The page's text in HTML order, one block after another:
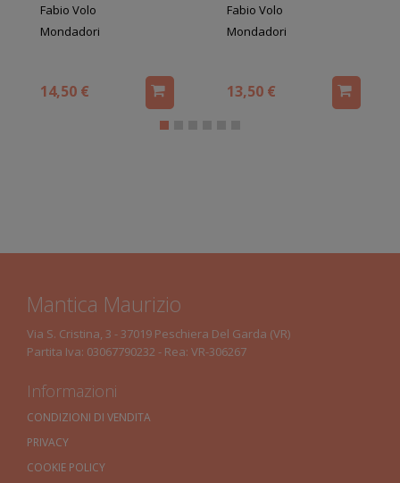
Fabio Volo
Mondadori
14,50 €
Fabio Volo
Mondadori
13,50 €
Mantica Maurizio
Via S. Cristina, 3 - 37019 Peschiera Del Garda (VR)
Partita Iva: 03067790232 - Rea: VR-306267
Informazioni
CONDIZIONI DI VENDITA
PRIVACY
COOKIE POLICY